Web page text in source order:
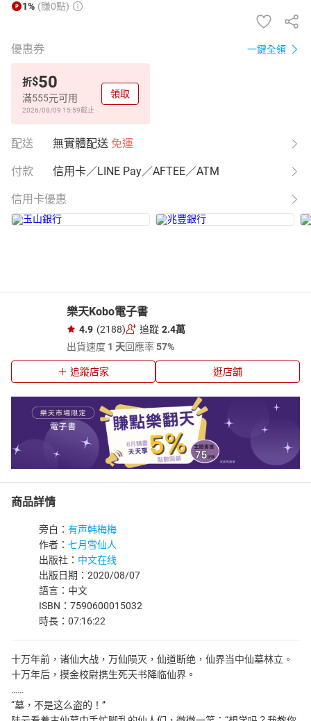
1% (賺0點)
優惠券 一鍵全領
折$50
滿555元可用
2026/08/09 15:59截止
領取
配送 無實體配送 免運
付款 信用卡／LINE Pay／AFTEE／ATM
信用卡優惠
樂天Kobo電子書
4.9 (2188) 追蹤 2.4萬
出貨速度 1 天回應率57%
追蹤店家 逛店舖
商品詳情
旁白： 有声韩梅梅
作者： 七月雪仙人
出版社： 中文在线
出版日期：2020/08/07
語言：中文
ISBN：7590600015032
時長：07:16:22
十万年前，诸仙大战，万仙陨灭，仙道断绝，仙界当中仙墓林立。
十万年后，摸金校尉携生死天书降临仙界。
……
“墓，不是这么盗的！”